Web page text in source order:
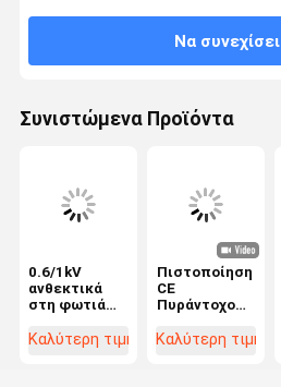
Να συνεχίσει
Συνιστώμενα Προϊόντα
0.6/1kV
ανθεκτικά
στη φωτιά
ηλεκτρικής
Καλύτερη τιμή
Πιστοποίηση
CE
Πυράντοχο
Καλώδιο /
Καλύτερη τιμή